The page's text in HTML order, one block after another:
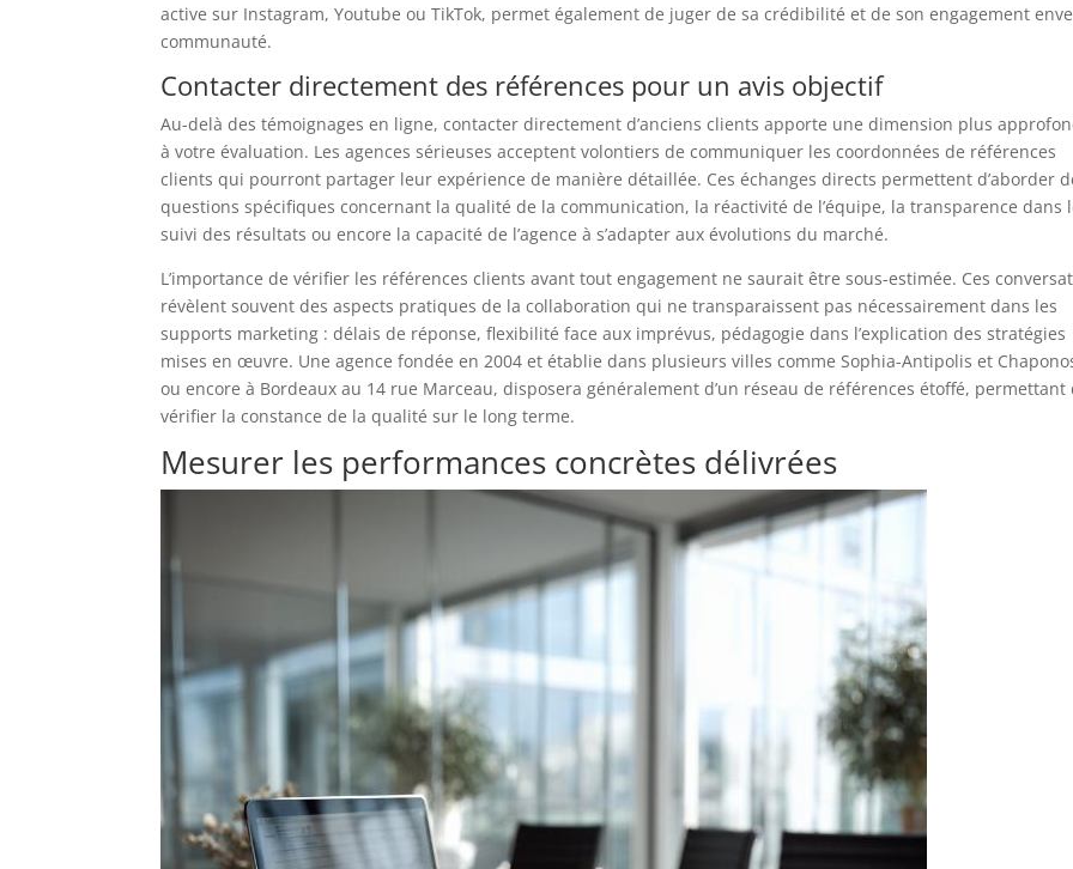
active sur Instagram, Youtube ou TikTok, permet également de juger de sa crédibilité et de son engagement
communauté.
Contacter directement des références pour un avis objectif
Au-delà des témoignages en ligne, contacter directement d’anciens clients apporte une dimension plus
à votre évaluation. Les agences sérieuses acceptent volontiers de communiquer les coordonnées de références
clients qui pourront partager leur expérience de manière détaillée. Ces échanges directs permettent d’aborder
questions spécifiques concernant la qualité de la communication, la réactivité de l’équipe, la transparence dans
suivi des résultats ou encore la capacité de l’agence à s’adapter aux évolutions du marché.
L’importance de vérifier les références clients avant tout engagement ne saurait être sous-estimée. Ces
révèlent souvent des aspects pratiques de la collaboration qui ne transparaissent pas nécessairement dans les
supports marketing : délais de réponse, flexibilité face aux imprévus, pédagogie dans l’explication des stratégies
mises en œuvre. Une agence fondée en 2004 et établie dans plusieurs villes comme Sophia-Antipolis et
ou encore à Bordeaux au 14 rue Marceau, disposera généralement d’un réseau de références étoffé, permettant
vérifier la constance de la qualité sur le long terme.
Mesurer les performances concrètes délivrées